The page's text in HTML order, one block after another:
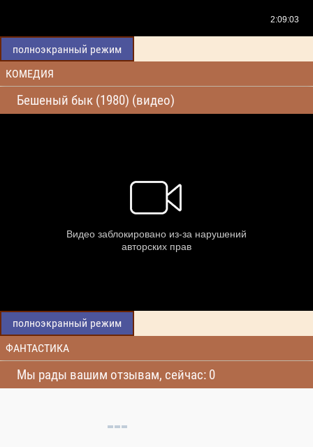
полноэкранный режим
КОМЕДИЯ
Бешеный бык (1980) (видео)
полноэкранный режим
ФАНТАСТИКА
Мы рады вашим отзывам, сейчас: 0